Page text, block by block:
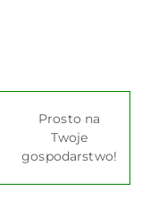
Prosto na
Twoje
gospodarstwo!